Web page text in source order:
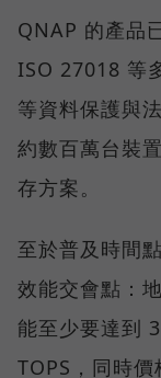
QNAP 的產品
ISO 27018 等
等資料保護與
約數百萬台裝
存方案。
至於普及時間
效能交會點：
能至少要達到
TOPS，同時